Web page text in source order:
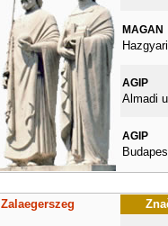
MAGAN
AGIP
Almadi
AGIP
Zalaegerszeg